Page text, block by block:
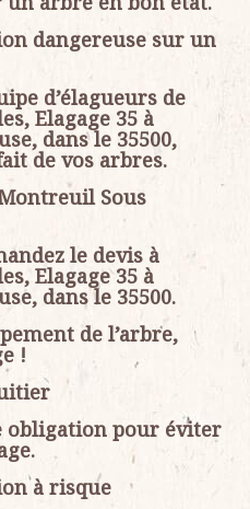
dangereuse sur un
d’élagueurs de
Elagage 35 à
dans le 35500,
de vos arbres.
Sous
le devis à
Elagage 35 à
dans le 35500.
de l’arbre,
!
obligation pour éviter
à risque